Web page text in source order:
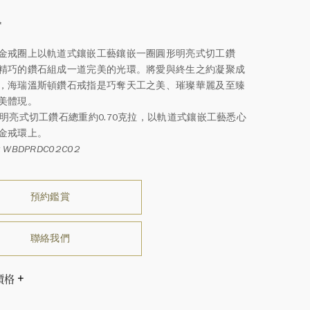
戒圈上以軌道式鑲嵌工藝鑲嵌一圈圓形明亮式切工鑽
巧的鑽石組成一道完美的光環。將愛與終生之約凝聚成
海瑞溫斯頓鑽石戒指是巧奪天工之美、璀璨華麗及至臻
體現。
亮式切工鑽石總重約0.70克拉，以軌道式鑲嵌工藝悉心
戒環上。
預約鑑賞
聯絡我們
格